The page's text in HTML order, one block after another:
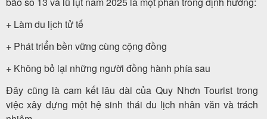
+ Làm du lịch tử tế
+ Phát triển bền vững cùng cộng đồng
+ Không bỏ lại những người đồng hành phía sau
Đây cũng là cam kết lâu dài của Quy Nhơn Tourist trong
việc xây dựng một hệ sinh thái du lịch nhân văn và trách